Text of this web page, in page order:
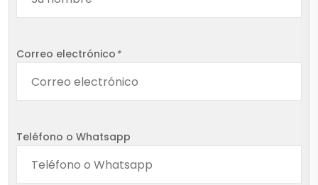
Correo electrónico*
Teléfono o Whatsapp